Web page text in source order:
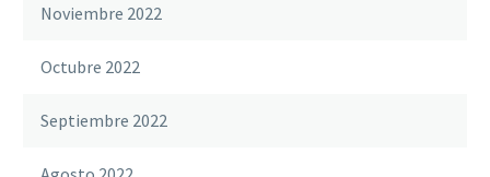
Noviembre 2022
Octubre 2022
Septiembre 2022